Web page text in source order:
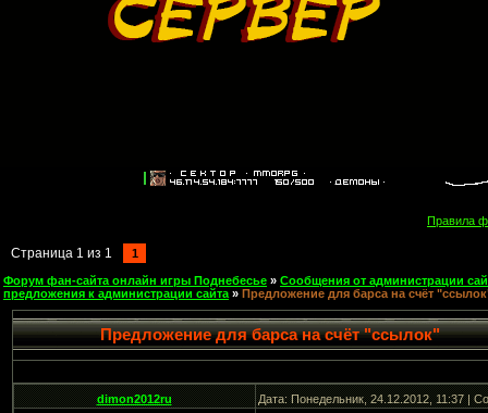
Правила
Страница 1 из 1 1
Форум фан-сайта онлайн игры Поднебесье » Сообщения от администрации
предложения к администрации сайта » Предложение для барса на счёт
Предложение для барса на счёт "ссылок"
dimon2012ru Дата: Понедельник, 24.12.2012, 11:37 |